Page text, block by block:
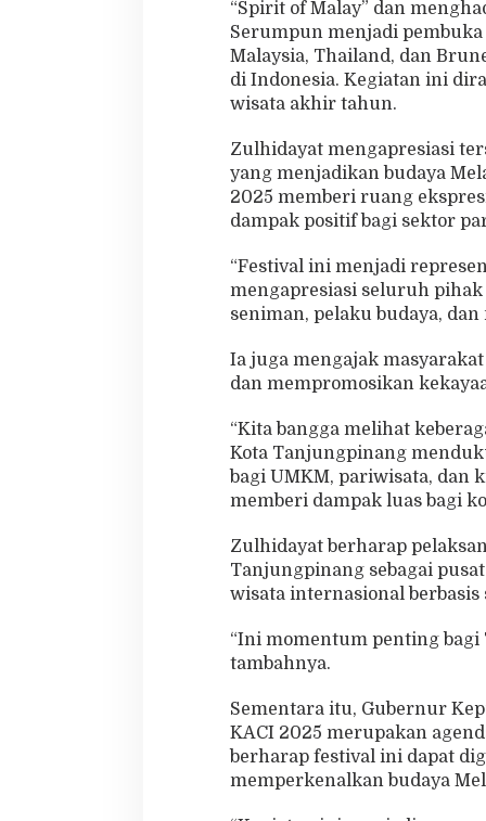
s
i
S
e
i
T
a
n
n
g
p
a
n
“Spirit of Malay” dan
Serumpun menjadi
Malaysia, Thailand, dan
di Indonesia. Kegiatan ini
wisata akhir tahun.
Zulhidayat mengapresiasi
yang menjadikan budaya
2025 memberi ruang
dampak positif bagi sektor
“Festival ini menjadi
mengapresiasi seluruh
seniman, pelaku budaya, dan
Ia juga mengajak
dan mempromosikan
“Kita bangga melihat
Kota Tanjungpinang
bagi UMKM, pariwisata, dan
memberi dampak luas bagi
Zulhidayat berharap
Tanjungpinang sebagai
wisata internasional berbasis
“Ini momentum penting bagi
tambahnya.
Sementara itu, Gubernur
KACI 2025 merupakan
berharap festival ini dapat
memperkenalkan budaya